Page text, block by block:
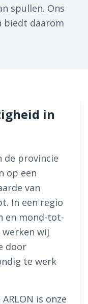
spullen. Ons
biedt daarom
in
de provincie
op een
van
In een regio
en mond-tot-
wij
door
te werk
is onze